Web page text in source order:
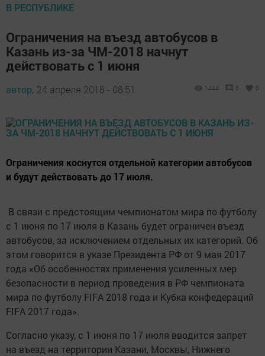
В РЕСПУБЛИКЕ
Ограничения на въезд автобусов в
Казань из-за ЧМ-2018 начнут
действовать с 1 июня
автор, 24 апреля 2018 - 08:51 1444 0 0
Ограничения коснутся отдельной категории автобусов
и будут действовать до 17 июля.
В связи с предстоящим чемпионатом мира по футболу
с 1 июня по 17 июля в Казань будет ограничен въезд
автобусов, за исключением отдельных их категорий. Об
этом говорится в указе Президента РФ от 9 мая 2017
года «Об особенностях применения усиленных мер
безопасности в период проведения в РФ чемпионата
мира по футболу FIFA 2018 года и Кубка конфедераций
FIFA 2017 года».
Согласно указу, с 1 июня по 17 июля вводится запрет
на въезд на территории Казани, Москвы, Нижнего